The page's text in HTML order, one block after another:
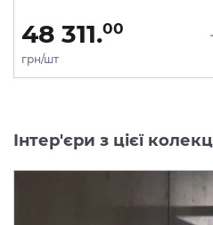
48 311.00
грн/шт
Інтер'єри з цієї